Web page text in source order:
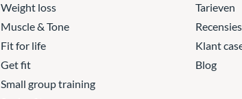
Weight loss
Muscle & Tone
Fit for life
Get fit
Small group training
Tarieven
Recensies
Klant
Blog